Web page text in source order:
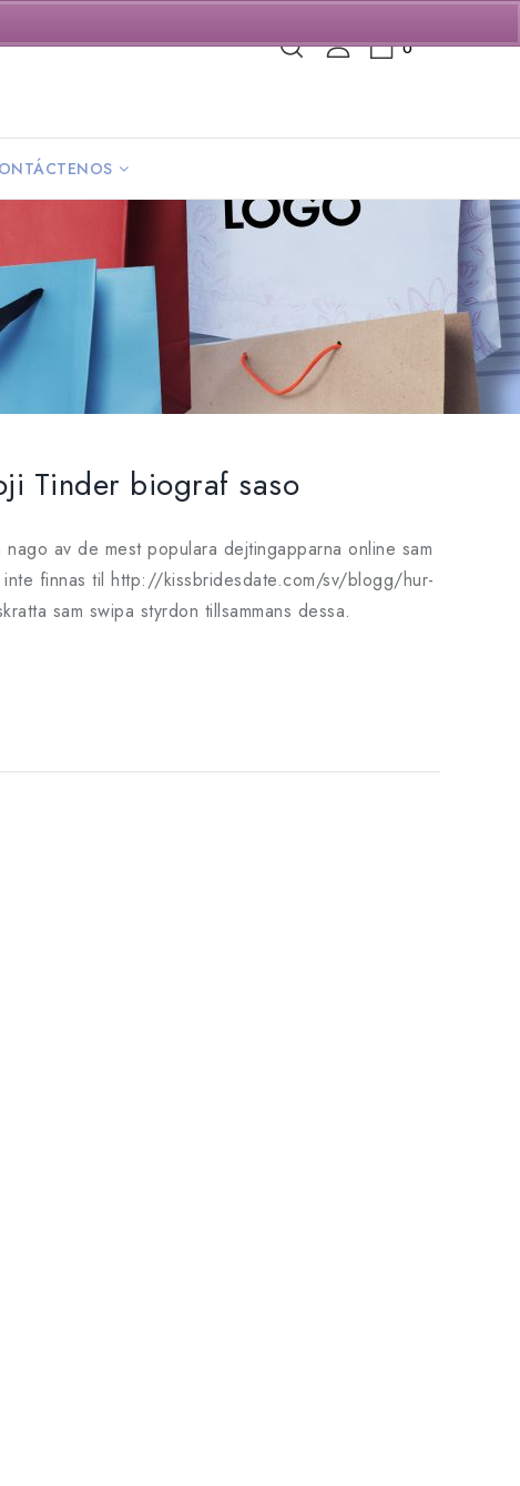
0
Tinder biograf saso
av de mest populara dejtingapparna online sam
finnas til http://kissbridesdate.com/sv/blogg/hur-
sam swipa styrdon tillsammans dessa.